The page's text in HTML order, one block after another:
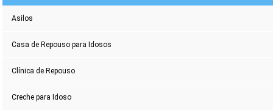
Asilos
Casa de Repouso para Idosos
Clínica de Repouso
Creche para Idoso